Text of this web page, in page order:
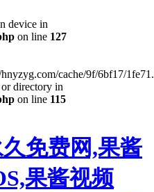
device in
on line 127
cache/9f/6bf17/
directory in
on line 115
免费网,果酱
果酱视频